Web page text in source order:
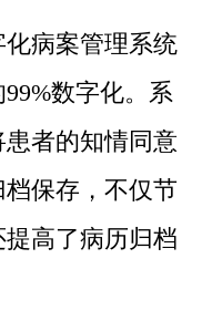
病案管理系统
数字化。系
者的知情同意
保存，不仅节
高了病历归档